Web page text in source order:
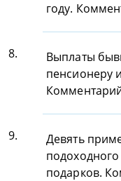
году.
8.
Выплаты
пенсионеру
9.
Девять
подарков.